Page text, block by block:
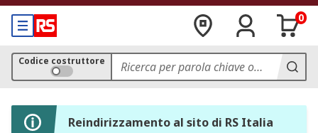
0
Codice costruttore
Reindirizzamento al sito di RS Italia